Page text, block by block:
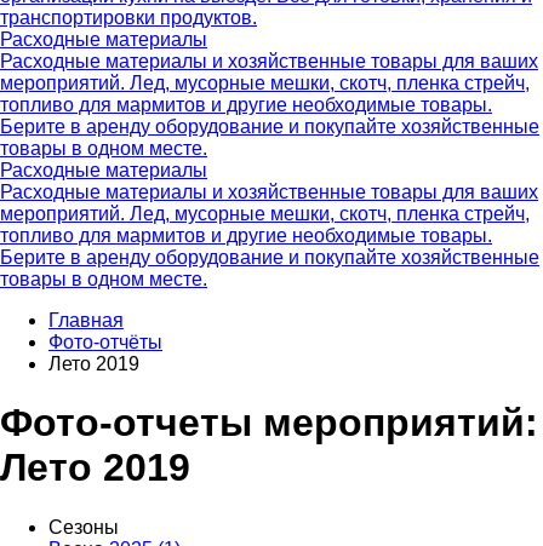
транспортировки продуктов.
Расходные материалы
Расходные материалы и хозяйственные товары для ваших
мероприятий. Лед, мусорные мешки, скотч, пленка стрейч,
топливо для мармитов и другие необходимые товары.
Берите в аренду оборудование и покупайте хозяйственные
товары в одном месте.
Расходные материалы
Расходные материалы и хозяйственные товары для ваших
мероприятий. Лед, мусорные мешки, скотч, пленка стрейч,
топливо для мармитов и другие необходимые товары.
Берите в аренду оборудование и покупайте хозяйственные
товары в одном месте.
Главная
Фото-отчёты
Лето 2019
Фото-отчеты мероприятий:
Лето 2019
Сезоны